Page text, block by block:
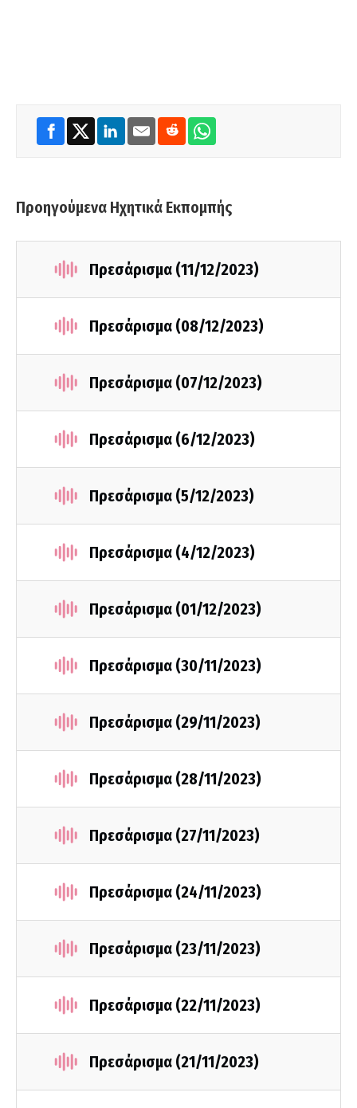
Προηγούμενα Ηχητικά Εκπομπής
Πρεσάρισμα (11/12/2023)
Πρεσάρισμα (08/12/2023)
Πρεσάρισμα (07/12/2023)
Πρεσάρισμα (6/12/2023)
Πρεσάρισμα (5/12/2023)
Πρεσάρισμα (4/12/2023)
Πρεσάρισμα (01/12/2023)
Πρεσάρισμα (30/11/2023)
Πρεσάρισμα (29/11/2023)
Πρεσάρισμα (28/11/2023)
Πρεσάρισμα (27/11/2023)
Πρεσάρισμα (24/11/2023)
Πρεσάρισμα (23/11/2023)
Πρεσάρισμα (22/11/2023)
Πρεσάρισμα (21/11/2023)